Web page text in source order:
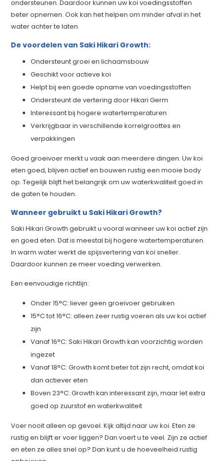
ondersteunen. Daardoor kunnen uw koi voedingsstoffen
beter opnemen. Ook kan het helpen om minder afval in het
water achter te laten.
De voordelen van Saki Hikari Growth:
Ondersteunt groei en lichaamsbouw
Geschikt voor actieve koi
Helpt bij een goede opname van voedingsstoffen
Ondersteunt de vertering door Hikari Germ
Interessant bij hogere watertemperaturen
Verkrijgbaar in verschillende korrelgroottes en
verpakkingen
Goed groeivoer merkt u vaak aan meerdere dingen. Uw koi
eten goed, blijven actief en bouwen rustig een mooie body
op. Tegelijk blijft het belangrijk om uw waterkwaliteit goed in
de gaten te houden.
Wanneer gebruikt u Saki Hikari Growth?
Saki Hikari Growth gebruikt u vooral wanneer uw koi actief zijn
en goed eten. Dat is meestal bij hogere watertemperaturen.
In warm water werkt de spijsvertering van koi sneller.
Daardoor kunnen ze meer voeding verwerken.
Een eenvoudige richtlijn:
Onder 15°C: liever geen groeivoer gebruiken
15°C tot 16°C: alleen zeer rustig voeren als uw koi actief
zijn
Vanaf 16°C: Saki Hikari Growth kan voorzichtig worden
ingezet
Vanaf 18°C: Growth komt beter tot zijn recht, omdat koi
dan actiever eten
Boven 23°C: Growth kan interessant zijn, maar let extra
goed op zuurstof en waterkwaliteit
Voer nooit alleen op gevoel. Kijk altijd naar uw koi. Eten ze
rustig en blijft er voer liggen? Dan voert u te veel. Zijn ze actief
en eten ze alles snel op? Dan kunt u de hoeveelheid rustig